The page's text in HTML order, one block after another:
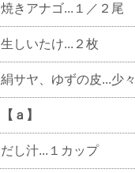
焼きアナゴ...１／２尾
生しいたけ...２枚
絹サヤ、ゆずの皮...少々
【ａ】
だし汁...１カップ